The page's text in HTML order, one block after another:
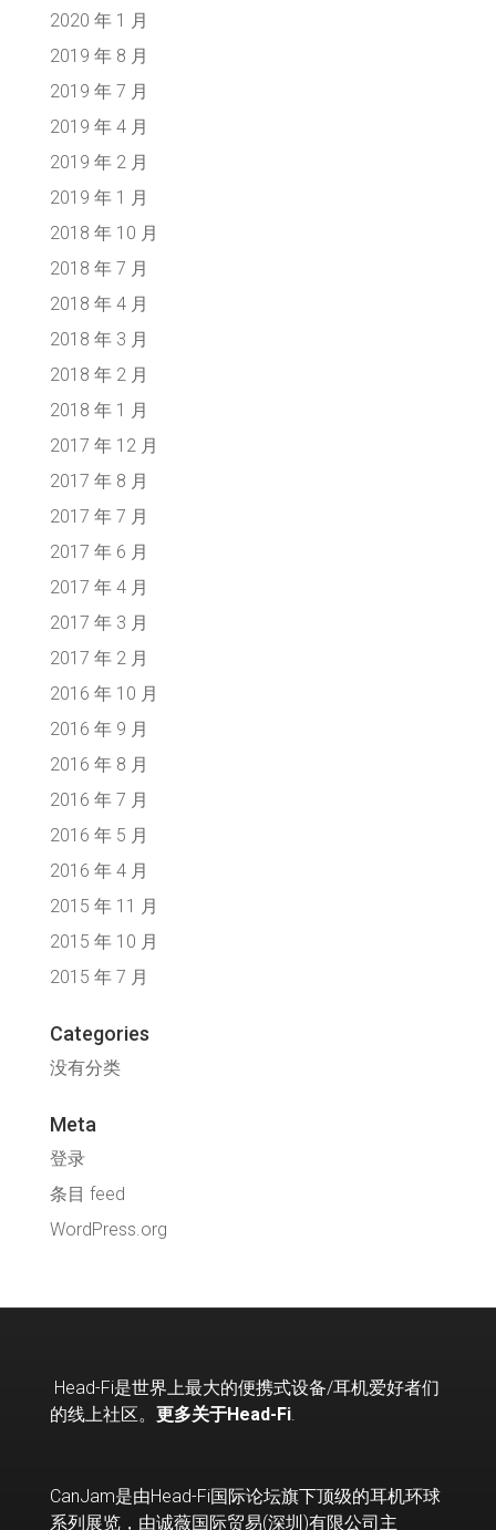
2020 年 1 月
2019 年 8 月
2019 年 7 月
2019 年 4 月
2019 年 2 月
2019 年 1 月
2018 年 10 月
2018 年 7 月
2018 年 4 月
2018 年 3 月
2018 年 2 月
2018 年 1 月
2017 年 12 月
2017 年 8 月
2017 年 7 月
2017 年 6 月
2017 年 4 月
2017 年 3 月
2017 年 2 月
2016 年 10 月
2016 年 9 月
2016 年 8 月
2016 年 7 月
2016 年 5 月
2016 年 4 月
2015 年 11 月
2015 年 10 月
2015 年 7 月
Categories
没有分类
Meta
登录
条目 feed
WordPress.org
Head-Fi是世界上最大的便携式设备/耳机爱好者们
的线上社区。 更多关于Head-Fi.
CanJam是由Head-Fi国际论坛旗下顶级的耳机环球
系列展览，由诚薇国际贸易(深圳)有限公司主